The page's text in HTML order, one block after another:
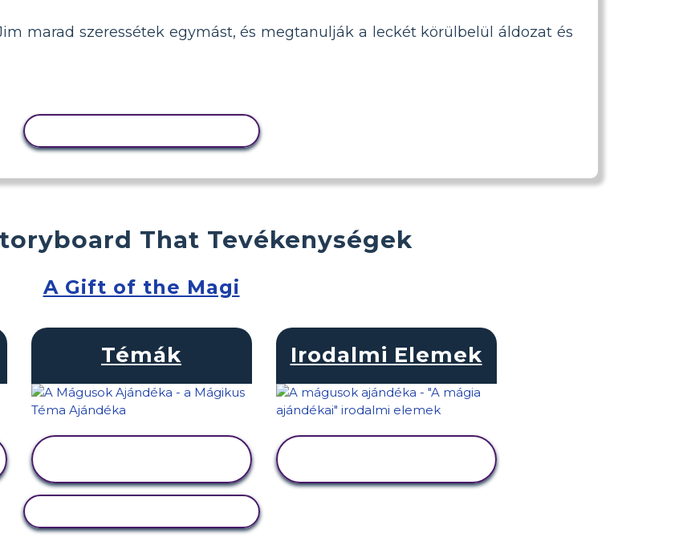
marad szeressétek egymást, és megtanulják a leckét körülbelül áldozat és
That Tevékenységek
A Gift of the Magi
Témák Irodalmi Elemek